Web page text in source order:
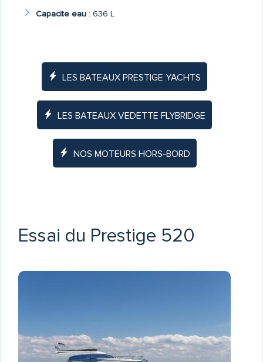
Capacite eau: 636 L
LES BATEAUX PRESTIGE YACHTS
LES BATEAUX VEDETTE FLYBRIDGE
NOS MOTEURS HORS-BORD
Essai du Prestige 520